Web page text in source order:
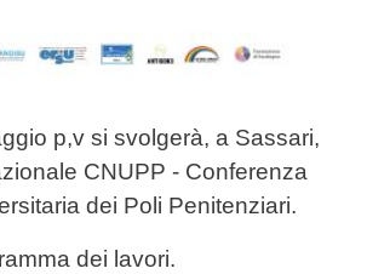
p,v si svolgerà, a Sassari,
CNUPP - Conferenza
dei Poli Penitenziari.
dei lavori.